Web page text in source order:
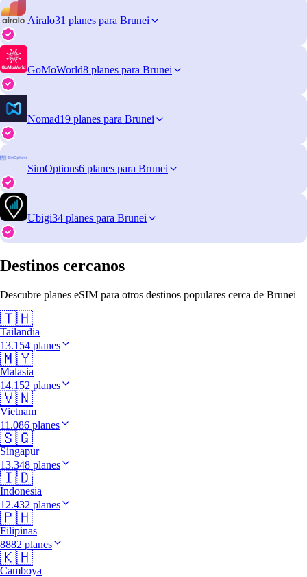
Airalo31 planes para Brunei
GoMoWorld8 planes para Brunei
Nomad19 planes para Brunei
SimOptions6 planes para Brunei
Ubigi34 planes para Brunei
Destinos cercanos
Descubre planes eSIM para otros destinos populares cerca de Brunei
🇹🇭
Tailandia
13.154 planes
🇲🇾
Malasia
14.152 planes
🇻🇳
Vietnam
11.086 planes
🇸🇬
Singapur
13.348 planes
🇮🇩
Indonesia
12.432 planes
🇵🇭
Filipinas
8882 planes
🇰🇭
Camboya